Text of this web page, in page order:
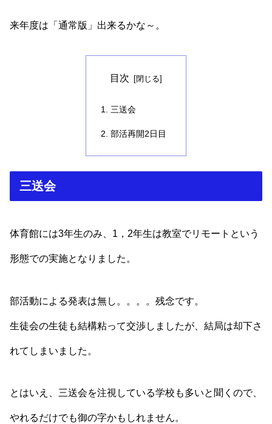
来年度は「通常版」出来るかな～。
目次
三送会
部活再開2日目
三送会
体育館には3年生のみ、1，2年生は教室でリモートという
形態での実施となりました。
部活動による発表は無し。。。。残念です。
生徒会の生徒も結構粘って交渉しましたが、結局は却下さ
れてしまいました。
とはいえ、三送会を注視している学校も多いと聞くので、
やれるだけでも御の字かもしれません。